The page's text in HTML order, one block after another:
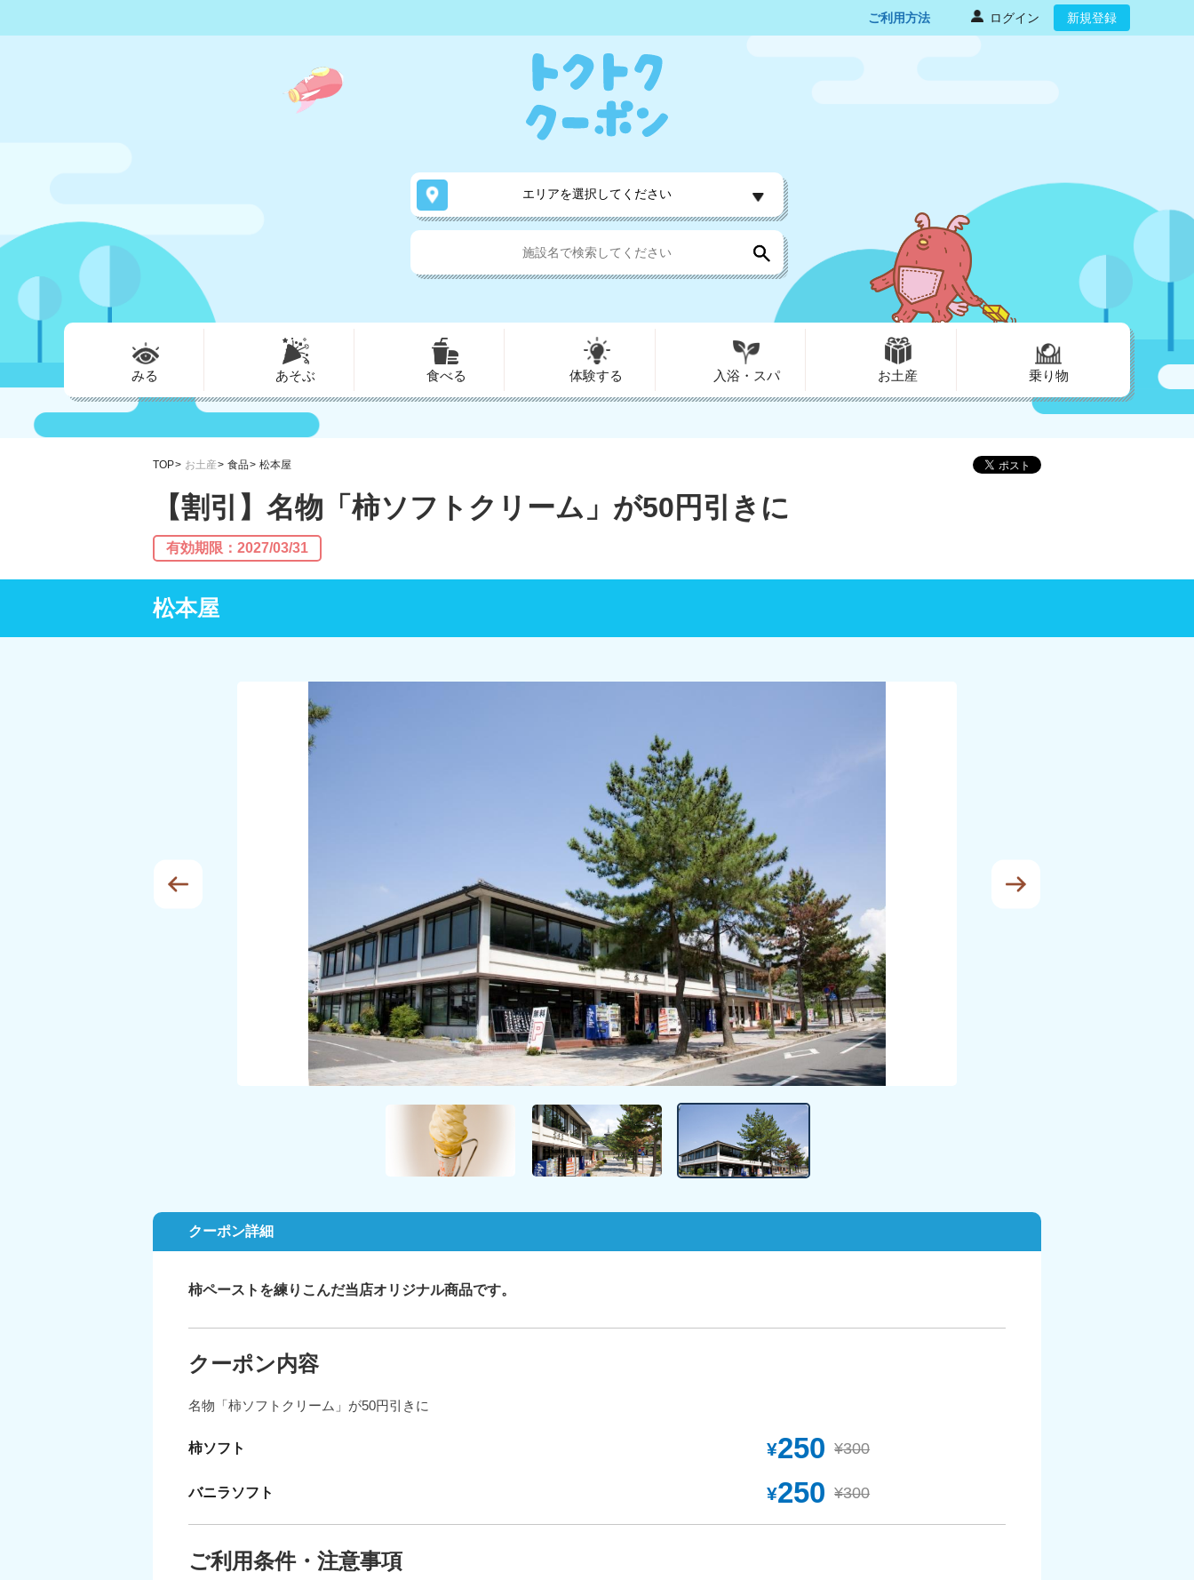
ご利用方法 ログイン 新規登録
エリアを選択してください
みる あそぶ 食べる 体験する 入浴・スパ お土産 乗り物
TOP お土産 食品 松本屋
【割引】名物「柿ソフトクリーム」が50円引きに
有効期限：2027/03/31
松本屋
クーポン詳細
柿ペーストを練りこんだ当店オリジナル商品です。
クーポン内容
名物「柿ソフトクリーム」が50円引きに
柿ソフト ¥250 ¥300
バニラソフト ¥250 ¥300
ご利用条件・注意事項